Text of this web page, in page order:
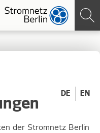
vor –DE EN
der Stromnetz Berlin